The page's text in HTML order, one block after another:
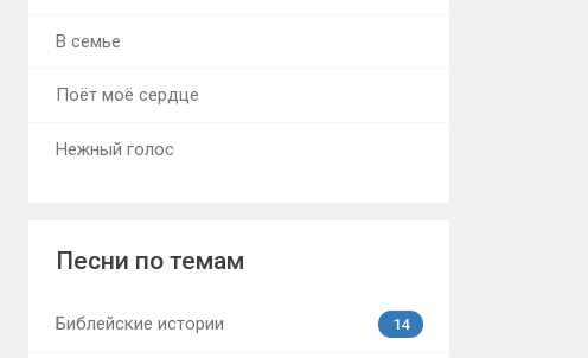
В семье
Поёт моё сердце
Нежный голос
Песни по темам
Библейские истории 14